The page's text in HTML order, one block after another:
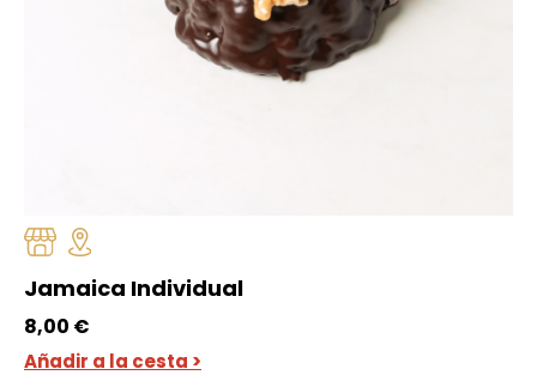
Jamaica Individual
8,00 €
Añadir a la cesta >